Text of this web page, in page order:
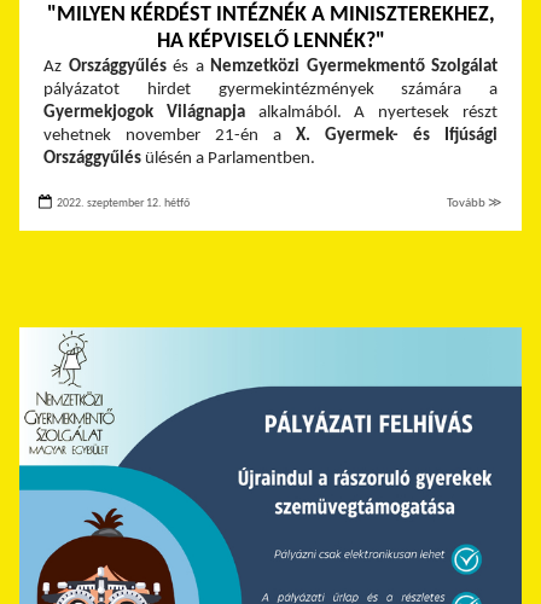
"MILYEN KÉRDÉST INTÉZNÉK A MINISZTEREKHEZ,
HA KÉPVISELŐ LENNÉK?"
Az Országgyűlésés a Nemzetközi Gyermekmentő Szolgálat
pályázatot hirdet gyermekintézmények számára a
Gyermekjogok Világnapjaalkalmából. A nyertesek részt
vehetnek november 21-én a X. Gyermek- és Ifjúsági
Országgyűlés ülésén a Parlamentben.
2022. szeptember 12. hétfő Tovább ≫